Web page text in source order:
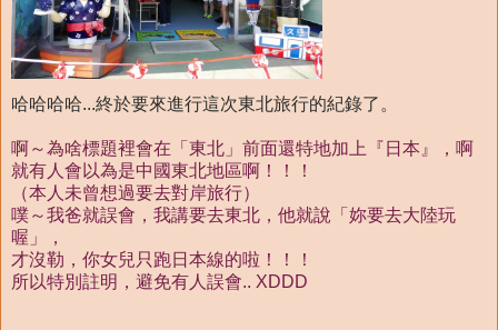
哈哈哈哈...終於要來進行這次東北旅行的紀錄了。
啊～為啥標題裡會在「東北」前面還特地加上『日本』，啊
就有人會以為是中國東北地區啊！！！
（本人未曾想過要去對岸旅行）
噗～我爸就誤會，我講要去東北，他就說「妳要去大陸玩
喔」，
才沒勒，你女兒只跑日本線的啦！！！
所以特別註明，避免有人誤會.. XDDD